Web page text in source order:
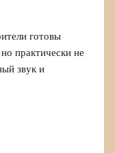
готовы
практически не
звук и